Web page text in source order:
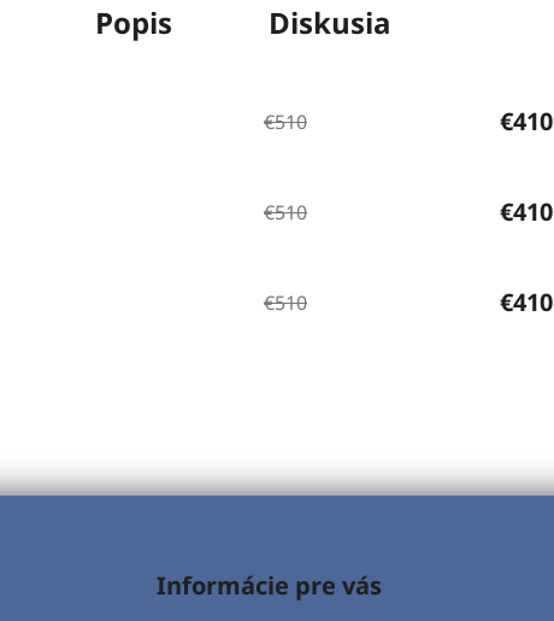
Popis Diskusia
€510 €410
€510 €410
€510 €410
Informácie pre vás